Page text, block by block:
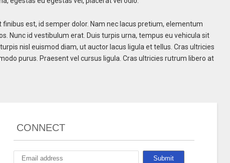
est, id semper dolor. Nam nec lacus pretium, elementum
Nunc id vestibulum erat. Duis turpis urna, tempus eu vehicula sit
nisl euismod diam, ut auctor lacus ligula et tellus. Cras ultricies
purus. Praesent vel cursus ligula. Cras ultricies rutrum libero at
CONNECT